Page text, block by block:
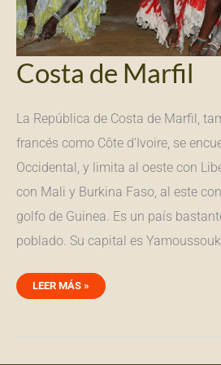
Costa de Marfil
La República de Costa de Marfil,
francés como Côte d’Ivoire, se
Occidental, y limita al oeste con
con Mali y Burkina Faso, al este
golfo de Guinea. Es un país
poblado. Su capital es
LEER MÁS »